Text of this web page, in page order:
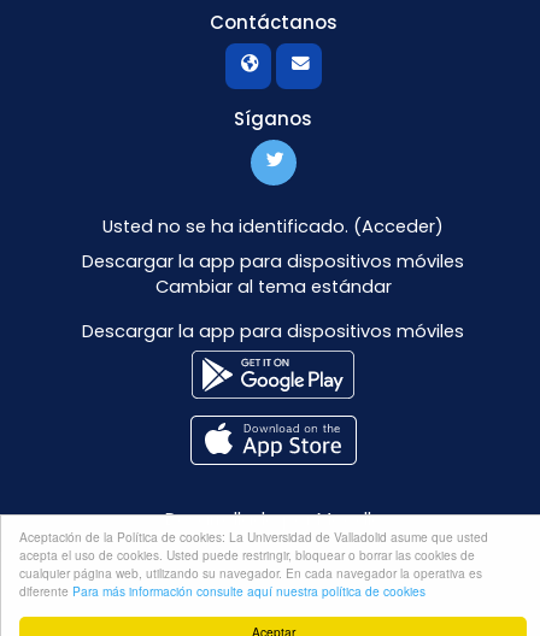
Aceptar
Aceptación de la Política de cookies: La Universidad de Valladolid asume que usted
acepta el uso de cookies. Usted puede restringir, bloquear o borrar las cookies de
cualquier página web, utilizando su navegador. En cada navegador la operativa es
diferente Para más información consulte aquí nuestra política de cookies
Contáctanos
Síganos
Usted no se ha identificado. (Acceder)
Descargar la app para dispositivos móviles
Cambiar al tema estándar
Descargar la app para dispositivos móviles
Desarrollado porMoodle